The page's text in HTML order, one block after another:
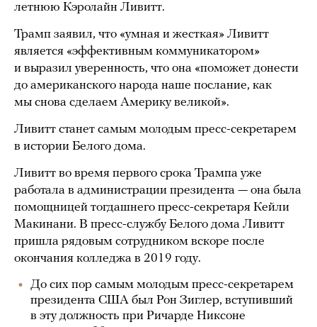
летнюю Кэролайн Ливитт.
Трамп заявил, что «умная и жесткая» Ливитт
является «эффективным коммуникатором»
и выразил уверенность, что она «поможет донести
до американского народа наше послание, как
мы снова сделаем Америку великой».
Ливитт станет самым молодым пресс-секретарем
в истории Белого дома.
Ливитт во время первого срока Трампа уже
работала в администрации президента — она была
помощницей тогдашнего пресс-секретаря Кейли
Макинани. В пресс-службу Белого дома Ливитт
пришла рядовым сотрудником вскоре после
окончания колледжа в 2019 году.
До сих пор самым молодым пресс-секретарем
президента США был Рон Зиглер, вступивший
в эту должность при Ричарде Никсоне